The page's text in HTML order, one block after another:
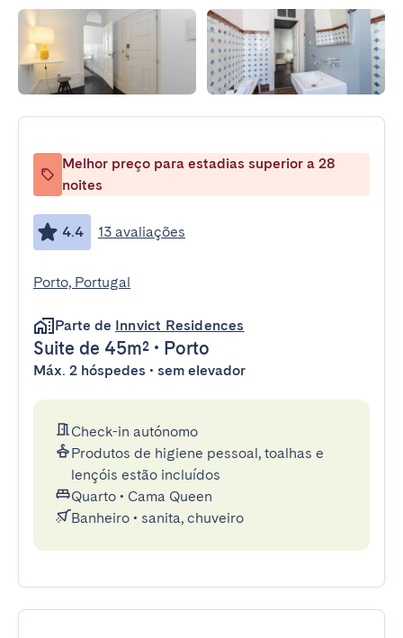
Melhor preço para estadias superior a 28
noites
4.4 13 avaliações
Porto, Portugal
Parte de Innvict Residences
Suite de 45m² • Porto
Máx. 2 hóspedes • sem elevador
Check-in autónomo
Produtos de higiene pessoal, toalhas e
lençóis estão incluídos
Quarto • Cama Queen
Banheiro • sanita, chuveiro